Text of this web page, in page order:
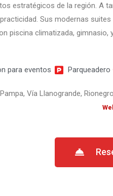
estratégicos de la región. A
Sus modernas
piscina climatizada,
para eventos Parqueadero
Vía Llanogrande,